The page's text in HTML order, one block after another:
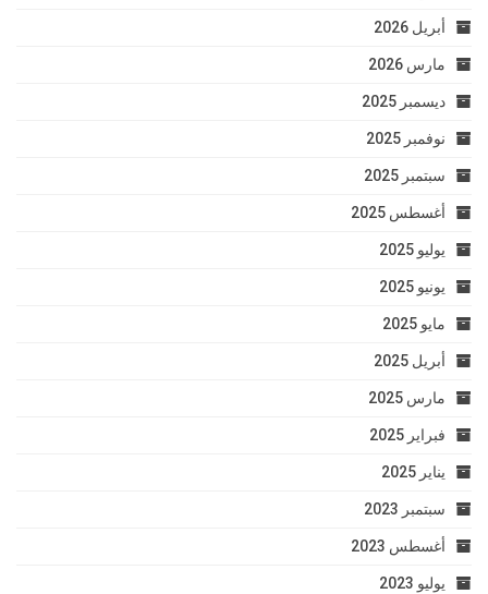
أبريل 2026
مارس 2026
ديسمبر 2025
نوفمبر 2025
سبتمبر 2025
أغسطس 2025
يوليو 2025
يونيو 2025
مايو 2025
أبريل 2025
مارس 2025
فبراير 2025
يناير 2025
سبتمبر 2023
أغسطس 2023
يوليو 2023